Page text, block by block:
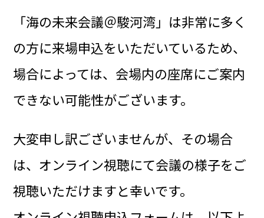
「海の未来会議＠駿河湾」は非常に多く
の方に来場申込をいただいているため、
場合によっては、会場内の座席にご案内
できない可能性がございます。
大変申し訳ございませんが、その場合
は、オンライン視聴にて会議の様子をご
視聴いただけますと幸いです。